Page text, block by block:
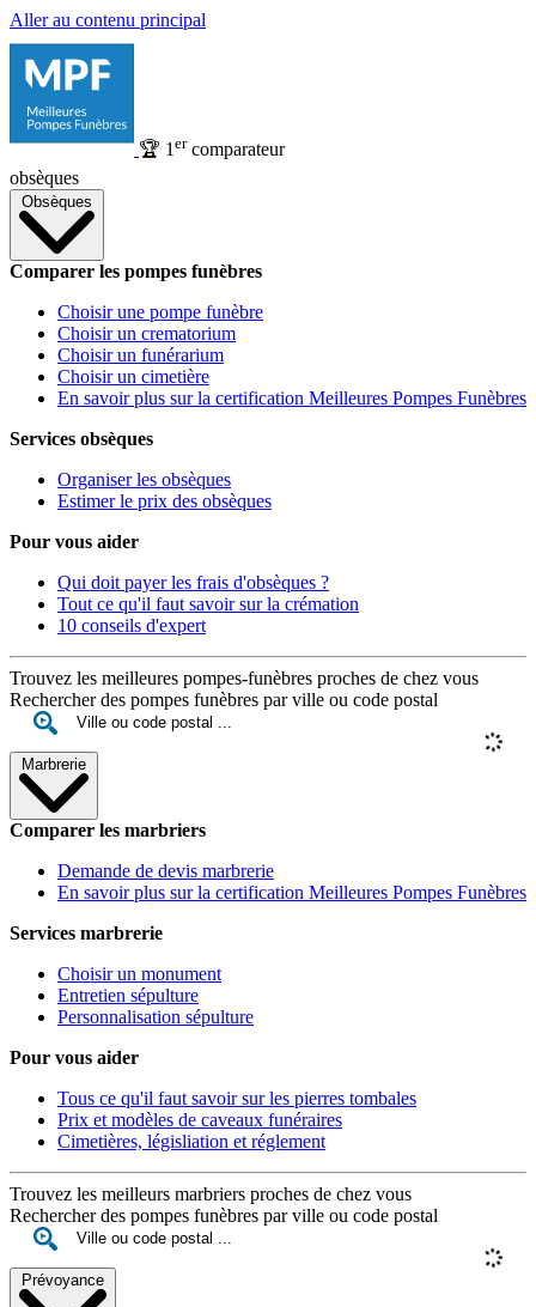
Aller au contenu principal
🏆 1 ercomparateur
obsèques
Obsèques
Comparer les pompes funèbres
Choisir une pompe funèbre
Choisir un crematorium
Choisir un funérarium
Choisir un cimetière
En savoir plus sur la certification Meilleures Pompes Funèbres
Services obsèques
Organiser les obsèques
Estimer le prix des obsèques
Pour vous aider
Qui doit payer les frais d'obsèques ?
Tout ce qu'il faut savoir sur la crémation
10 conseils d'expert
Trouvez les meilleures pompes-funèbres proches de chez vous
Rechercher des pompes funèbres par ville ou code postal
Marbrerie
Comparer les marbriers
Demande de devis marbrerie
En savoir plus sur la certification Meilleures Pompes Funèbres
Services marbrerie
Choisir un monument
Entretien sépulture
Personnalisation sépulture
Pour vous aider
Tous ce qu'il faut savoir sur les pierres tombales
Prix et modèles de caveaux funéraires
Cimetières, législiation et réglement
Trouvez les meilleurs marbriers proches de chez vous
Rechercher des pompes funèbres par ville ou code postal
Prévoyance